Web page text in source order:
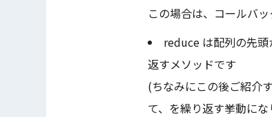
この場合は、コールバ
reduce は配列の先
返すメソッドです
(ちなみにこの後ご紹介
て、を繰り返す挙動にな